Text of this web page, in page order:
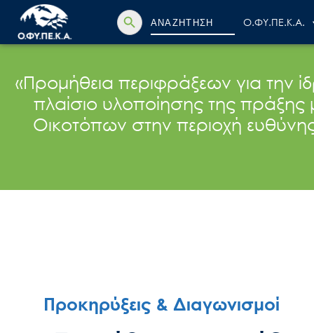
Search
for:
Search Button
Ο.ΦΥ.ΠΕ.Κ.Α.
«Προμήθεια περιφράξεων για την
πλαίσιο υλοποίησης της πράξης
Οικοτόπων στην περιοχή
Προκηρύξεις & Διαγωνισμοί